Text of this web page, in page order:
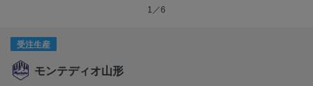
1／6
受注生産
モンテディオ山形